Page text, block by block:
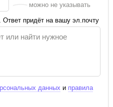
можно не указывать
придёт на вашу эл.почту
данных и правила